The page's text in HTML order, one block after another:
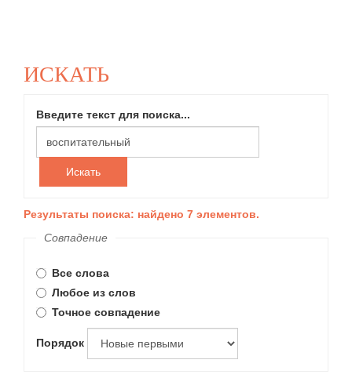
ИСКАТЬ
Введите текст для поиска...
Искать
Результаты поиска: найдено 7 элементов.
Совпадение
Все слова
Любое из слов
Точное совпадение
Порядок